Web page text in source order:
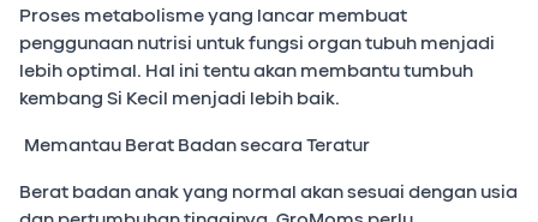
Proses metabolisme yang lancar membuat
penggunaan nutrisi untuk fungsi organ tubuh menjadi
lebih optimal. Hal ini tentu akan membantu tumbuh
kembang Si Kecil menjadi lebih baik.
Memantau Berat Badan secara Teratur
Berat badan anak yang normal akan sesuai dengan usia